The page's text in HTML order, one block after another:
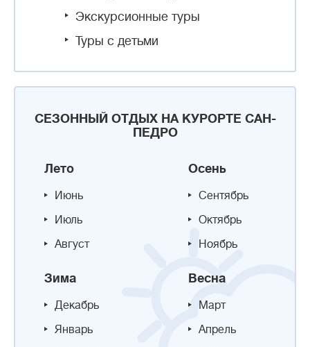
Экскурсионные туры
Туры с детьми
СЕЗОННЫЙ ОТДЫХ НА КУРОРТЕ САН-
ПЕДРО
Лето
Июнь
Июль
Август
Осень
Сентябрь
Октябрь
Ноябрь
Зима
Декабрь
Январь
Весна
Март
Апрель